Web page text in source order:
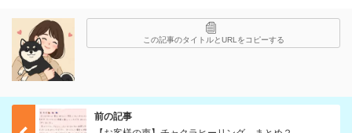
この記事のタイトルとURLをコピーする
前の記事